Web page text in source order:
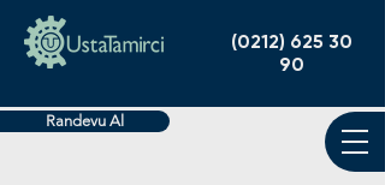
(0212) 625 30
90
Randevu Al